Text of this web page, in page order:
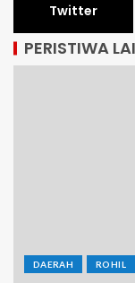
Twitter
PERISTIWA
DAERAH ROHIL